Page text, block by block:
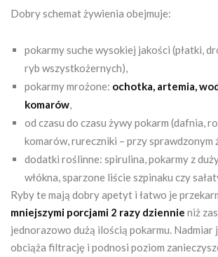
Dobry schemat żywienia obejmuje:
pokarmy suche wysokiej jakości (płatki,
ryb wszystkożernych),
pokarmy mrożone: ochotka, artemia,
komarów,
od czasu do czasu żywy pokarm (dafnia,
komarów, rureczniki – przy sprawdzonym
dodatki roślinne: spirulina, pokarmy z
włókna, sparzone liście szpinaku czy
Ryby te mają dobry apetyt i łatwo je
mniejszymi porcjami 2 razy dziennie niż
jednorazowo dużą ilością pokarmu. Nadmiar
obciąża filtrację i podnosi poziom